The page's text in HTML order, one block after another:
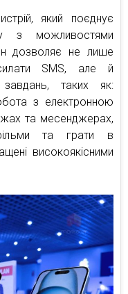
який поєднує
з можливостями
дозволяє не лише
SMS, але й
таких як:
з електронною
та месенджерах,
та грати в
високоякісними